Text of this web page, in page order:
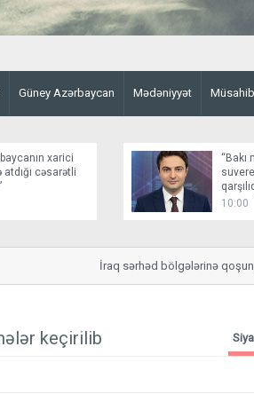
Güney Azərbaycan Mədəniyyət
xarici
cəsarətli
“Bakı
qurur”
10:00
İraq sərhəd bölgələrinə qoşun
keçirilib